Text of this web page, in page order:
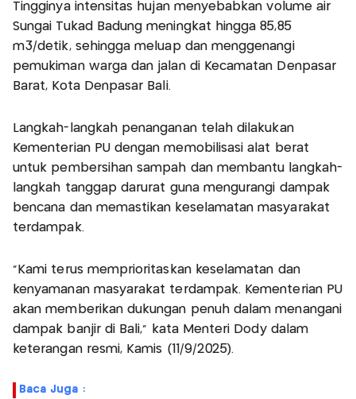
Tingginya intensitas hujan menyebabkan volume air
Sungai Tukad Badung meningkat hingga 85,85
m3/detik, sehingga meluap dan menggenangi
pemukiman warga dan jalan di Kecamatan Denpasar
Barat, Kota Denpasar Bali.
Langkah-langkah penanganan telah dilakukan
Kementerian PU dengan memobilisasi alat berat
untuk pembersihan sampah dan membantu langkah-
langkah tanggap darurat guna mengurangi dampak
bencana dan memastikan keselamatan masyarakat
terdampak.
"Kami terus memprioritaskan keselamatan dan
kenyamanan masyarakat terdampak. Kementerian PU
akan memberikan dukungan penuh dalam menangani
dampak banjir di Bali," kata Menteri Dody dalam
keterangan resmi, Kamis (11/9/2025).
Baca Juga :